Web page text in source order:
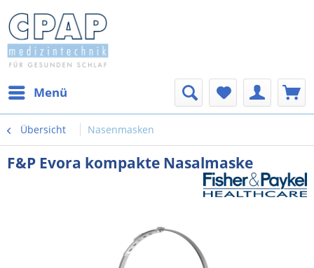
Menü
Übersicht Nasenmasken
F&P Evora kompakte Nasalmaske